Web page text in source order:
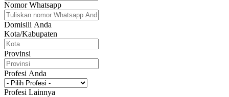
Nomor Whatsapp
Domisili Anda
Kota/Kabupaten
Provinsi
Profesi Anda
Profesi Lainnya